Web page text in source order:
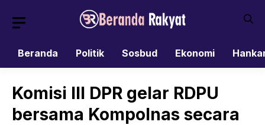
Beranda
Politik Sosbud Ekonomi
Komisi III DPR gelar RDPU
bersama Kompolnas secara